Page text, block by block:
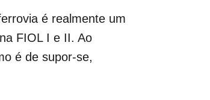
é realmente um
FIOL I e II. Ao
é de supor-se,